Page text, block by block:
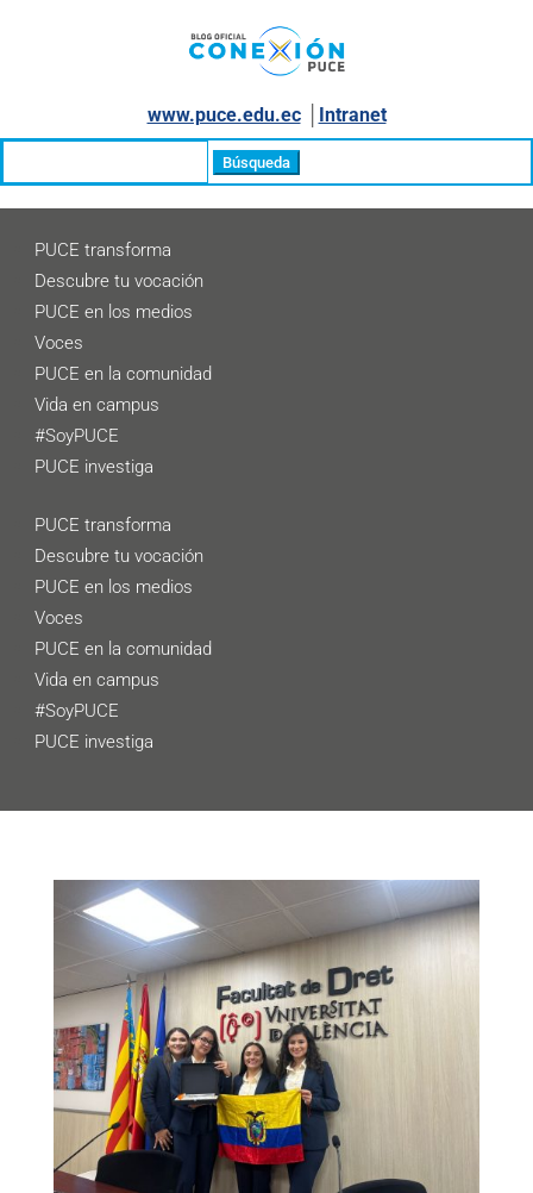
www.puce.edu.ec│ Intranet
PUCE transforma
Descubre tu vocación
PUCE en los medios
Voces
PUCE en la comunidad
Vida en campus
#SoyPUCE
PUCE investiga
PUCE transforma
Descubre tu vocación
PUCE en los medios
Voces
PUCE en la comunidad
Vida en campus
#SoyPUCE
PUCE investiga